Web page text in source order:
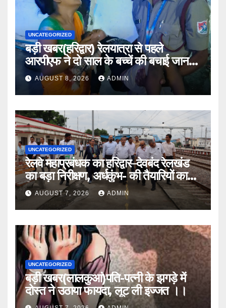
UNCATEGORIZED
बड़ी खबर(हरिद्वार) रेलयात्रा से पहले
आरपीएफ ने दो साल के बच्चें की बचाई जान
।।AUGUST 8, 2026 ADMIN
UNCATEGORIZED
रेलवे महाप्रबंधक का हरिद्वार–देवबंद रेलखंड
का बड़ा निरीक्षण, अर्धकुंभ- की तैयारियों का
लिया जायजा
AUGUST 7, 2026 ADMIN
UNCATEGORIZED
बड़ी खबर(लालकुआं)पति-पत्नी के झगड़े में
दोस्त ने उठाया फायदा, लूट ली इज्जत ।।